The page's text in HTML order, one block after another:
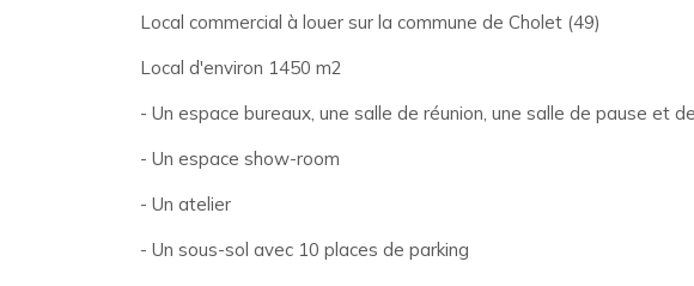
Local commercial à louer sur la commune de Cholet (49)
Local d'environ 1450 m2
- Un espace bureaux, une salle de réunion, une salle de pause et
- Un espace show-room
- Un atelier
- Un sous-sol avec 10 places de parking